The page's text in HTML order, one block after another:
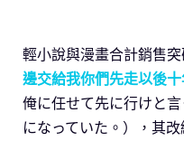
輕小說與漫畫合計銷售
邊交給我你們先走以後
俺に任せて先に行けと
になっていた。），其